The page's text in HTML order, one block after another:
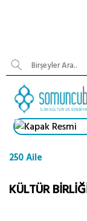
250 Aile
KÜLTÜR